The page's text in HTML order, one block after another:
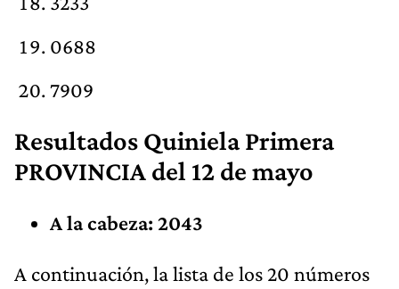
0688
7909
Resultados Quiniela Primera
PROVINCIA del 12 de mayo
A la cabeza: 2043
A continuación, la lista de los 20 números